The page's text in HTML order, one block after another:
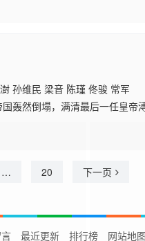
孙维民 梁音 陈瑾 佟骏 常军
轰然倒塌，满清最后一任皇帝
帝在风云变幻的当下，分别娶
… 20 下一页
最近更新 排行榜 网站地图